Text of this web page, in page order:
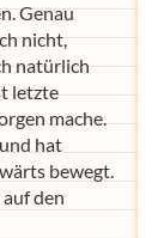
Genau
nicht,
natürlich
letzte
mache.
hat
bewegt.
den